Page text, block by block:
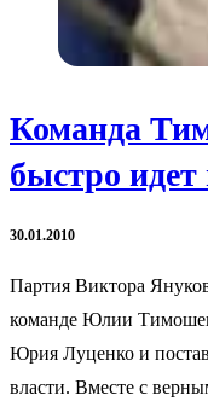
Команда
быстро идет
30.01.2010
Партия Виктора
команде Юлии
Юрия Луценко и
власти. Вместе с